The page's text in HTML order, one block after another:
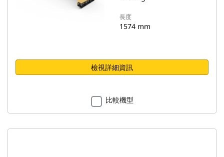
長度
1574 mm
檢視詳細資訊
比較機型